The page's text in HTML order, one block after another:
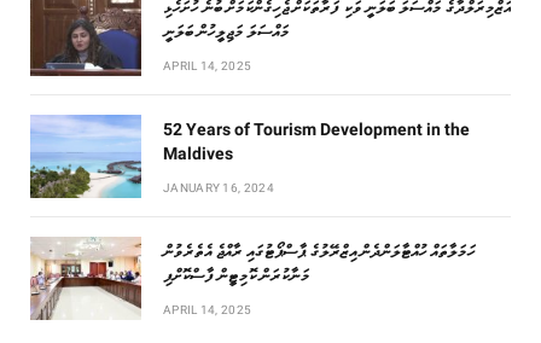
އަޒްމިރަލްދާގެ މައްސަލަ ބަލަނީ ވަކި ފަރާތަކަށް ޖެހިގެންކަމަށް ބުނެ ހުށަހެޅި
މައްސަލަ މަޖިލީހުން ބަލަނީ
APRIL 14, 2025
52 Years of Tourism Development in the
Maldives
JANUARY 16, 2024
ހަމަލާތައް ހުއްޓާލަންދެން އިޒްރޭލުގެ ޕާސްޕޯޓުގައި ރާއްޖެ އެތެރެވުން
މަނާކުރަން ކޮމިޓީން ފާސްކޮށްފި
APRIL 14, 2025